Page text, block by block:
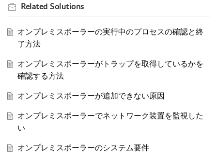
Related Solutions
オンプレミスポーラーの実行中のプロセスの確認と終
了方法
オンプレミスポーラーがトラップを取得しているかを
確認する方法
オンプレミスポーラーが追加できない原因
オンプレミスポーラーでネットワーク装置を監視した
い
オンプレミスポーラーのシステム要件